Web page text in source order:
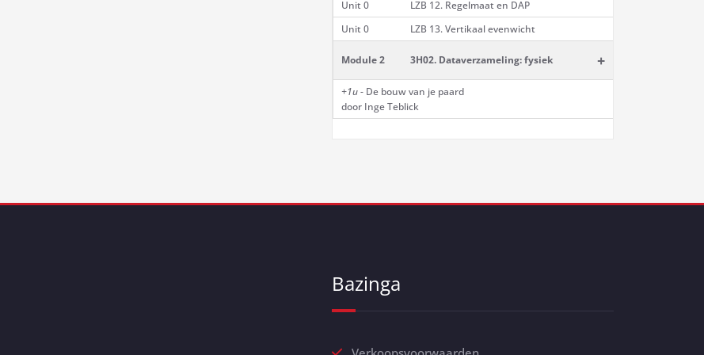
Unit 0
LZB 12. Regelmaat en DAP
Unit 0
LZB 13. Vertikaal evenwicht
Module 2 3H02. Dataverzameling: fysiek +
+1u- De bouw van je paard
door Inge Teblick
Bazinga